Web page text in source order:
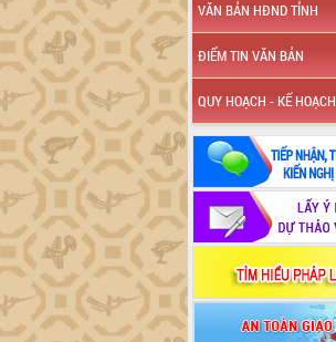
VĂN BẢN HĐND TỈNH
ĐIỂM TIN VĂN BẢN
QUY HOẠCH - KẾ HOẠCH